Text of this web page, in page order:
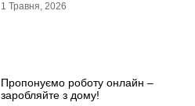
1 Травня, 2026
Пропонуємо роботу онлайн –
заробляйте з дому!